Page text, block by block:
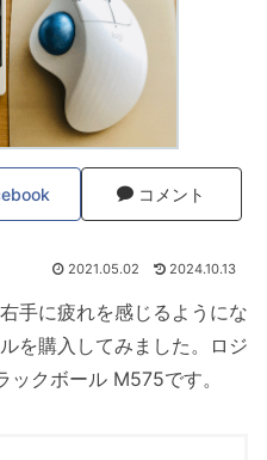
コメント
2021.05.02 2024.10.13
手に疲れを感じるようにな
を購入してみました。ロジ
クボール M575です。